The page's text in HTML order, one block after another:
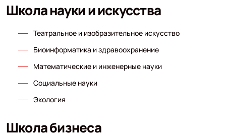
Школа науки и искусства
Театральное и изобразительное искусство
Биоинформатика и здравоохранение
Математические и инженерные науки
Социальные науки
Экология
Школа бизнеса